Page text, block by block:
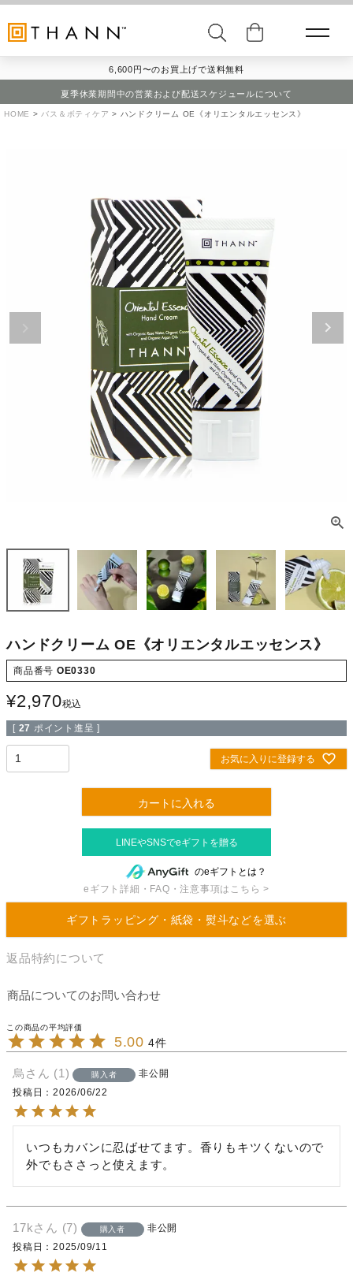
6,600円〜のお買上げで送料無料
夏季休業期間中の営業および配送スケジュールについて
HOME バス＆ボティケア ハンドクリーム OE《オリエンタルエッセンス》
ハンドクリーム OE《オリエンタルエッセンス》
商品番号 OE0330
¥2,970税込
[ 27 ポイント進呈 ]
お気に入りに登録する
カートに入れる
のeギフトとは？
eギフト詳細・FAQ・注意事項はこちら >
ギフトラッピング・紙袋・熨斗などを選ぶ
返品特約について
商品についてのお問い合わせ
5.00 4
烏 1 購入者
非公開
投稿日
2026/06/22
いつもカバンに忍ばせてます。香りもキツくないので
外でもささっと使えます。
17k 7 購入者
非公開
投稿日
2025/09/11